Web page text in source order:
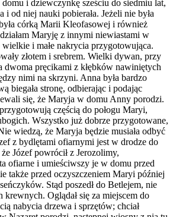
i dziewczynkę sześciu do siedmiu lat,
i od niej nauki pobierała. Jeżeli nie była
córką Marii Kleofasowej i również
Maryję z innymi niewiastami w
i małe nakrycia przygotowująca.
złotem i srebrem. Wielki dywan, przy
dwoma pręcikami z kłębków nawiniętych
nimi na skrzyni. Anna była bardzo
biegała stronę, odbierając i podając
się, że Maryja w domu Anny porodzi.
częścią do połogu Maryi,
Wszystko już dobrze przygotowane,
wiedzą, że Maryja będzie musiała odbyć
z bydlętami ofiarnymi jest w drodze do
Józef powrócił z Jerozolimy,
ofiarne i umieściwszy je w domu przed
także przed oczyszczeniem Maryi później
Stąd poszedł do Betlejem, nie
krewnych. Oglądał się za miejscem do
nabycia drzewa i sprzętów; chciał